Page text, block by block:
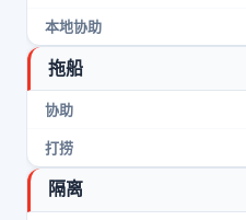
本地协助
拖船
协助
打捞
隔离